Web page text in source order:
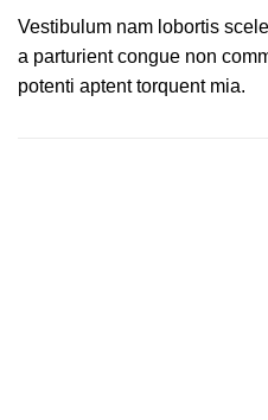
Vestibulum nam lobortis
a parturient congue non
potenti aptent torquent mia.